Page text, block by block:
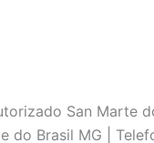
San Marte
do Brasil MG |